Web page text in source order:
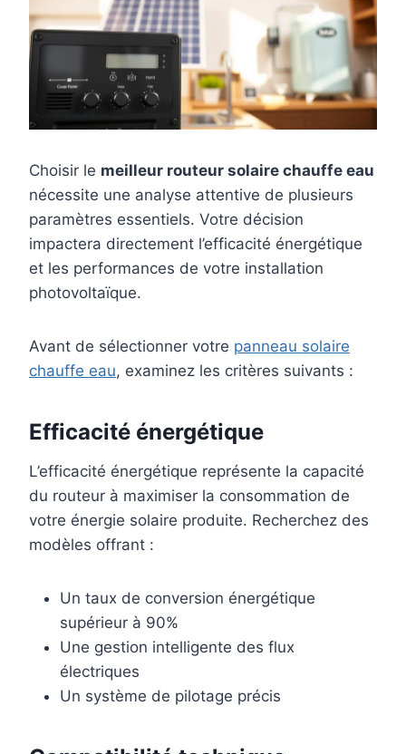
Choisir le meilleur routeur solaire chauffe eau
nécessite une analyse attentive de plusieurs
paramètres essentiels. Votre décision
impactera directement l’efficacité énergétique
et les performances de votre installation
photovoltaïque.
Avant de sélectionner votre panneau solaire
chauffe eau, examinez les critères suivants :
Efficacité énergétique
L’efficacité énergétique représente la capacité
du routeur à maximiser la consommation de
votre énergie solaire produite. Recherchez des
modèles offrant :
Un taux de conversion énergétique
supérieur à 90%
Une gestion intelligente des flux
électriques
Un système de pilotage précis